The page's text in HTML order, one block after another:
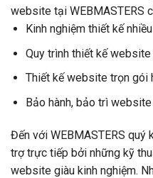
website tại WEBMASTERS
Kinh nghiệm thiết kế
Quy trình thiết kế
Thiết kế website trọn gói
Bảo hành, bảo trì
Đến với WEBMASTERS quý
trợ trực tiếp bởi những kỹ
website giàu kinh nghiệm.